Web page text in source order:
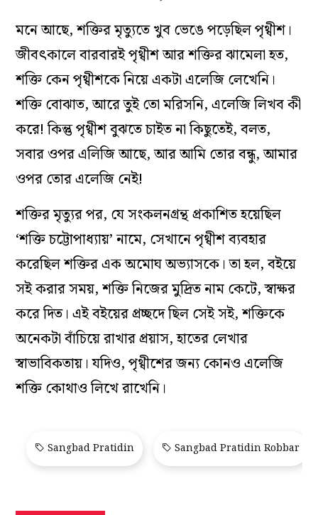
মনে আছে, শক্তির মৃত্যুতে খুব ভেঙে পড়েছিল পৃথ্বীশ।
জীবৎকালে বারবারই পৃথ্বীশ আর শক্তির ঝামেলা হত,
শক্তি কেন পৃথ্বীশকে নিয়ে একটা এলেজি লেখেনি।
শক্তি বোঝাত, আরে তুই তো মরিসনি, এলেজি লিখব কী
করে! কিন্তু পৃথ্বীশ বুঝতে চাইত না কিছুতেই, বলত,
সবার ওপর এলিজি আছে, আর আমি তোর বন্ধু, আমার
ওপর তোর এলেজি নেই!
শক্তির মৃত্যুর পর, যে সংকলনগ্রন্থ প্রকাশিত হয়েছিল
‘শক্তি চট্টোপাধ্যায়’ নামে, সেখানে পৃথ্বীশ ব্যবহার
করেছিল শক্তির এক অমোঘ অভ্যাসকে। তা হল, বইয়ে
সই করার সময়, শক্তি নিজের মুদ্রিত নাম কেটে, স্বাক্ষর
করে দিত। এই বইয়ের প্রচ্ছদে ছিল সেই সই, শক্তিকে
অনেকটা বাঁচিয়ে রাখার প্রয়াস, হাতের লেখার
স্বাভাবিকতায়। যদিও, পৃথ্বীশের জন্য কোনও এলেজি
শক্তি কোথাও লিখে রাখেনি।
Sangbad Pratidin Sangbad Pratidin Robbar